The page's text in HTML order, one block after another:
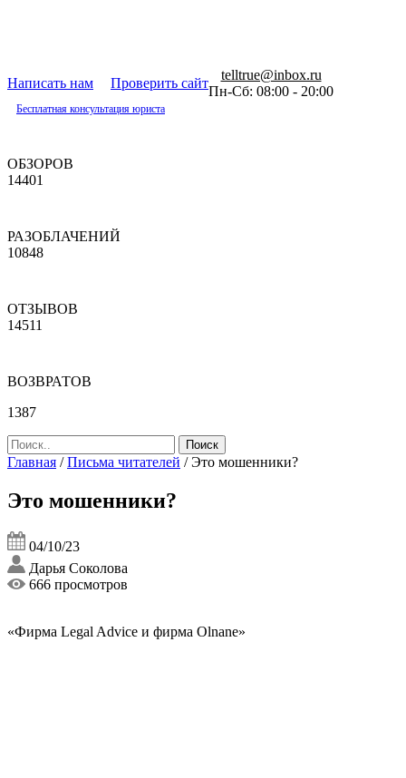
Написать нам Проверить сайт
telltrue@inbox.ru
Пн-Сб: 08:00 - 20:00
Бесплатная консультация юриста
ОБЗОРОВ
14401
РАЗОБЛАЧЕНИЙ
10848
ОТЗЫВОВ
14511
ВОЗВРАТОВ
1387
Главная /Письма читателей /Это мошенники?
Это мошенники?
04/10/23
Дарья Соколова
666 просмотров
«Фирма Legal Advice и фирма Olnane»